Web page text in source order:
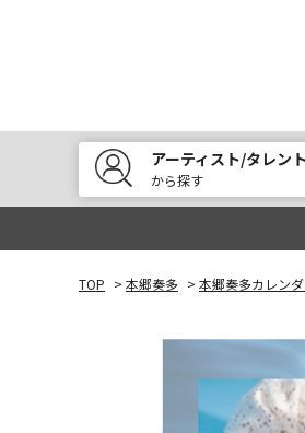
アーティスト/タレント
から探す
TOP > 本郷奏多 > 本郷奏多カレン